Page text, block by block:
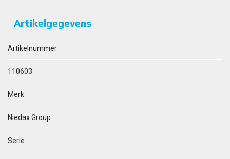
Artikelgegevens
Artikelnummer
110603
Merk
Niedax Group
Serie